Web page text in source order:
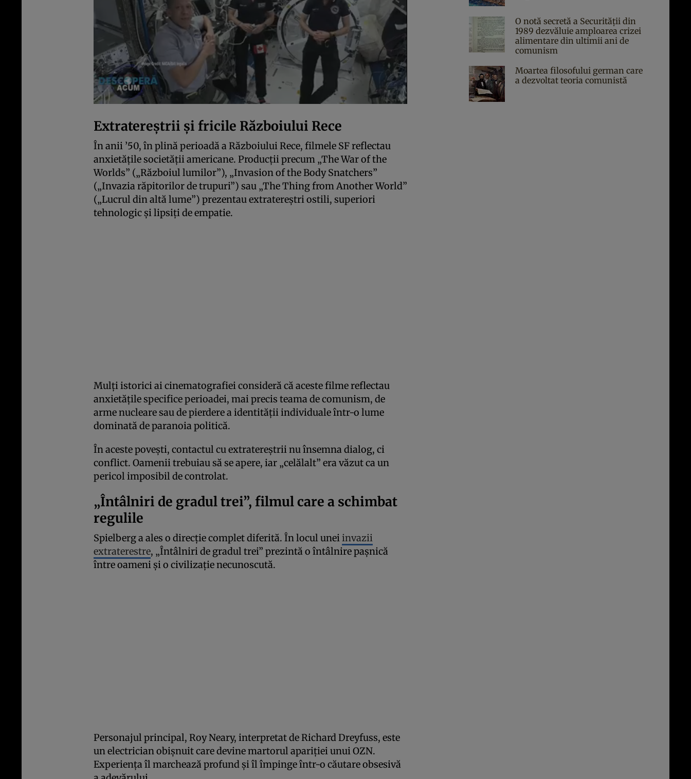
Extratereștrii și fricile Războiului Rece
În anii ’50, în plină perioadă a Războiului Rece, filmele SF reflectau
anxietățile societății americane. Producții precum „The War of the
Worlds” („Războiul lumilor”), „Invasion of the Body Snatchers”
(„Invazia răpitorilor de trupuri”) sau „The Thing from Another World”
(„Lucrul din altă lume”) prezentau extratereștri ostili, superiori
tehnologic și lipsiți de empatie.
Mulți istorici ai cinematografiei consideră că aceste filme reflectau
anxietățile specifice perioadei, mai precis teama de comunism, de
arme nucleare sau de pierdere a identității individuale într-o lume
dominată de paranoia politică.
În aceste povești, contactul cu extratereștrii nu însemna dialog, ci
conflict. Oamenii trebuiau să se apere, iar „celălalt” era văzut ca un
pericol imposibil de controlat.
„Întâlniri de gradul trei”, filmul care a schimbat
regulile
Spielberg a ales o direcție complet diferită. În locul uneiinvazii
extraterestre, „Întâlniri de gradul trei” prezintă o întâlnire pașnică
între oameni și o civilizație necunoscută.
Personajul principal, Roy Neary, interpretat de Richard Dreyfuss, este
un electrician obișnuit care devine martorul apariției unui OZN.
Experiența îl marchează profund și îl împinge într-o căutare obsesivă
O notă secretă a Securității din
1989 dezvăluie amploarea crizei
alimentare din ultimii ani de
comunism
Moartea filosofului german care
a dezvoltat teoria comunistă